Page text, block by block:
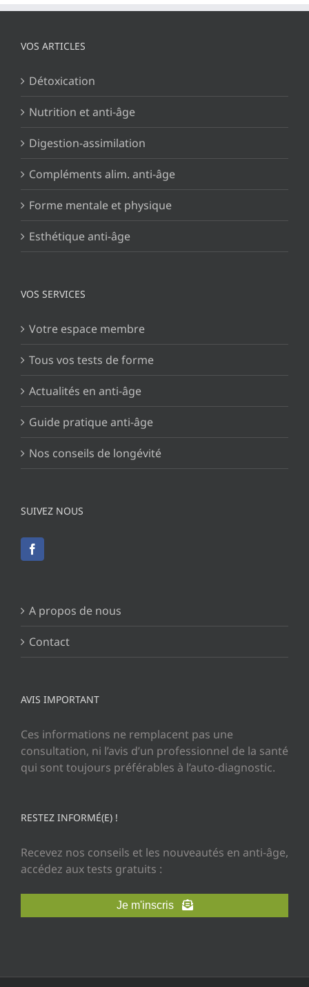
VOS ARTICLES
Détoxication
Nutrition et anti-âge
Digestion-assimilation
Compléments alim. anti-âge
Forme mentale et physique
Esthétique anti-âge
VOS SERVICES
Votre espace membre
Tous vos tests de forme
Actualités en anti-âge
Guide pratique anti-âge
Nos conseils de longévité
SUIVEZ NOUS
A propos de nous
Contact
AVIS IMPORTANT
Ces informations ne remplacent pas une
consultation, ni l’avis d’un professionnel de la santé
qui sont toujours préférables à l’auto-diagnostic.
RESTEZ INFORMÉ(E) !
Recevez nos conseils et les nouveautés en anti-âge,
accédez aux tests gratuits :
Je m'inscris